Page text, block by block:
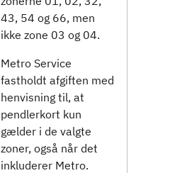
43, 54 og 66, men
ikke zone 03 og 04.
Metro Service
fastholdt afgiften med
henvisning til, at
pendlerkort kun
gælder i de valgte
zoner, også når det
inkluderer Metro.